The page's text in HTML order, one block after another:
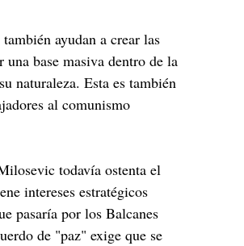
ayudan a crear las
base masiva dentro de la
naturaleza. Esta es también
al comunismo
todavía ostenta el
intereses estratégicos
pasaría por los Balcanes
de "paz" exige que se